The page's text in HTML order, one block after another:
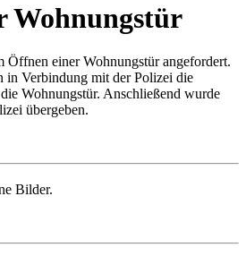
Wohnungstür
Öffnen einer Wohnungstür angefordert.
in Verbindung mit der Polizei die
Wohnungstür. Anschließend wurde
übergeben.
Bilder.